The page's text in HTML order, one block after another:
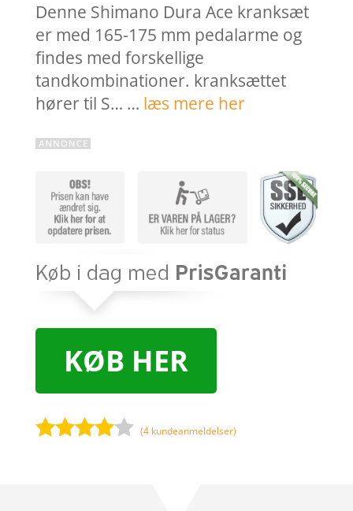
Denne Shimano Dura Ace kranksæt
er med 165-175 mm pedalarme og
findes med forskellige
tandkombinationer. kranksættet
hører til S… … læs mere her
KØB HER
(4 kundeanmeldelser)